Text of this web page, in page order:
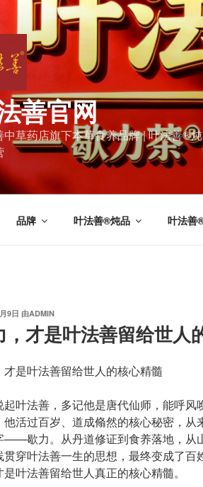
善官网
中草药店旗下本草食养品牌 | 叶法善®
品牌 叶法善®炖品 叶法善
9日 由ADMIN
，才是叶法善留给世人
才是叶法善留给世人的核心精髓
起叶法善，多记他是唐代仙师，能呼风
他活过百岁、道成翛然的核心秘密，从
——歇力。从丹道修证到食养落地，从
贯穿叶法善一生的思想，最终变成了
叶法善留给世人真正的核心精髓。